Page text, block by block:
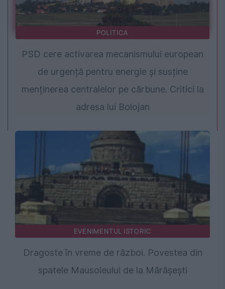
POLITICA
PSD cere activarea mecanismului european
de urgență pentru energie și susține
menținerea centralelor pe cărbune. Critici la
adresa lui Bolojan
EVENIMENTUL ISTORIC
Dragoste în vreme de război. Povestea din
spatele Mausoleului de la Mărășești